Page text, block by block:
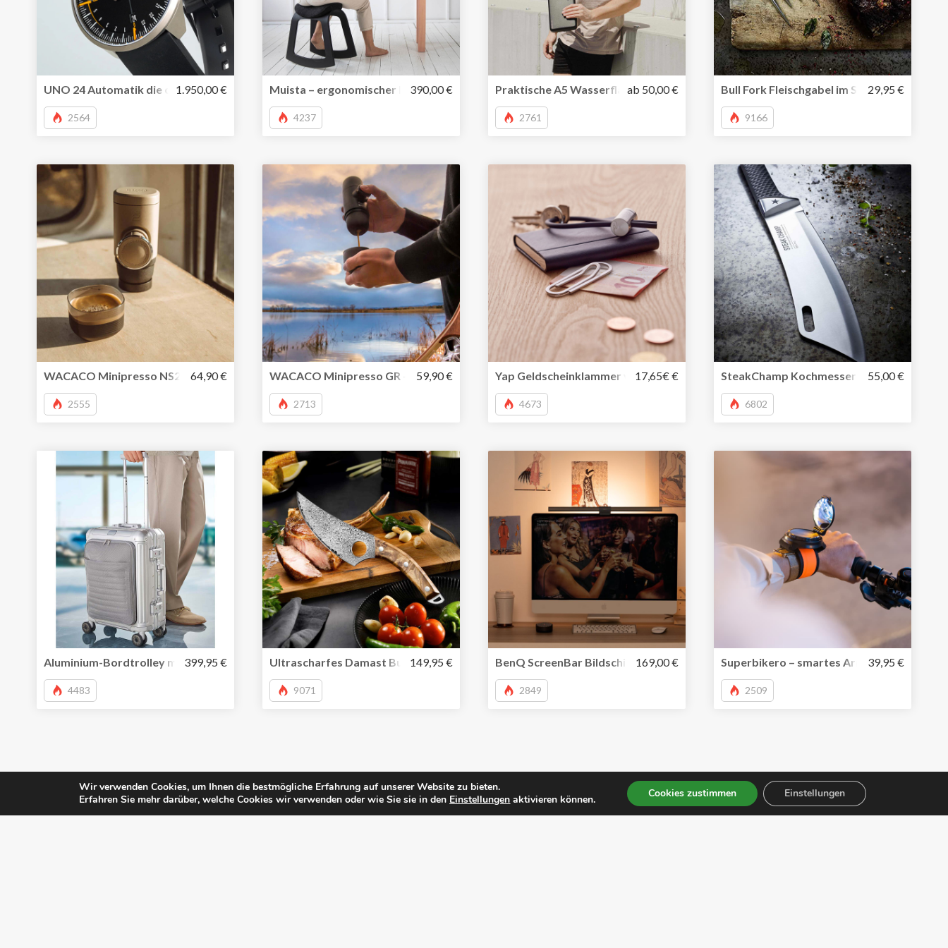
UNO 24 Automatik die original 24 Stunden Einzeigeruhr
1.950,00 €
2564
Muista – ergonomischer Hocker stärkt die Rückenmuskulatur im Büro und Home Office
390,00 €
4237
Praktische A5 Wasserflasche von memobottle jetzt auch in Edelstahl
ab 50,00 €
2761
Bull Fork Fleischgabel im Stierkopf-Design
29,95 €
9166
WACACO Minipresso NS2- tragbare Kapsel-Espressomaschine für unterwegs
64,90 €
2555
WACACO Minipresso GR – kleine, tragbare Espressomaschine für unterwegs
59,90 €
2713
Yap Geldscheinklammer von Philippi mit abgerundeten Kanten
17,65€ €
4673
SteakChamp Kochmesser BBQ Pro. Extra
55,00 €
6802
Aluminium-Bordtrolley mit Vortasche von travelite
399,95 €
4483
Ultrascharfes Damast Butcher-Messer mit Griffloch für sicheren Halt
149,95 €
9071
BenQ ScreenBar Bildschirmleuchte erleichtert die Arbeit am Computer – tut den
169,00 €
2849
Superbikero – smartes Armband mit
39,95 €
2509
Wir verwenden Cookies, um Ihnen die bestmögliche Erfahrung auf unserer Website zu bieten.
Erfahren Sie mehr darüber, welche Cookies wir verwenden oder wie Sie sie in den Einstellungen aktivieren können. Cookies zustimmen Einstellungen